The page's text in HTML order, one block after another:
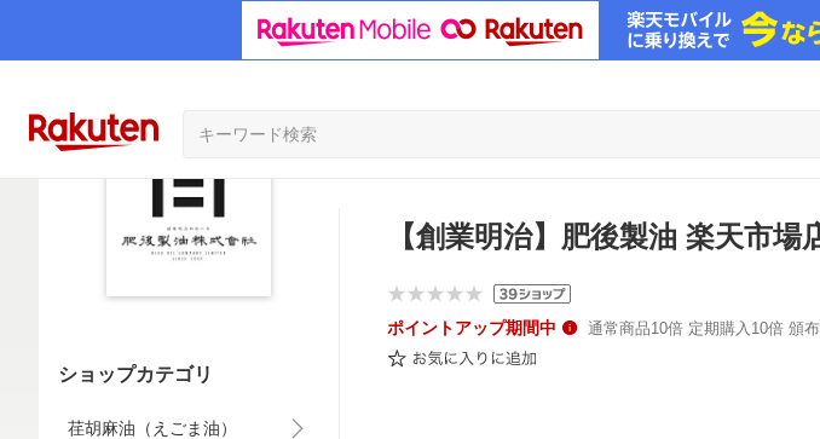
ショップカテゴリ
荏胡麻油（えごま油）
【創業明治】肥後製油 楽天市場
ポイントアップ期間中 通常商品10倍 定期購入10倍 頒